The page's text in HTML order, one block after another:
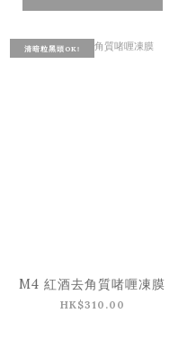
清暗粒黑頭OK!
M4 紅酒去角質啫喱凍膜
HK$310.00